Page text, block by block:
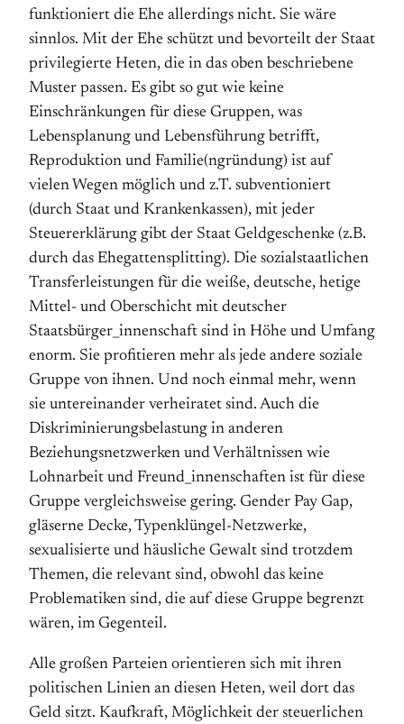
funktioniert die Ehe allerdings nicht. Sie wäre
sinnlos. Mit der Ehe schützt und bevorteilt der Staat
privilegierte Heten, die in das oben beschriebene
Muster passen. Es gibt so gut wie keine
Einschränkungen für diese Gruppen, was
Lebensplanung und Lebensführung betrifft,
Reproduktion und Familie(ngründung) ist auf
vielen Wegen möglich und z.T. subventioniert
(durch Staat und Krankenkassen), mit jeder
Steuererklärung gibt der Staat Geldgeschenke (z.B.
durch das Ehegattensplitting). Die sozialstaatlichen
Transferleistungen für die weiße, deutsche, hetige
Mittel- und Oberschicht mit deutscher
Staatsbürger_innenschaft sind in Höhe und Umfang
enorm. Sie profitieren mehr als jede andere soziale
Gruppe von ihnen. Und noch einmal mehr, wenn
sie untereinander verheiratet sind. Auch die
Diskriminierungsbelastung in anderen
Beziehungsnetzwerken und Verhältnissen wie
Lohnarbeit und Freund_innenschaften ist für diese
Gruppe vergleichsweise gering. Gender Pay Gap,
gläserne Decke, Typenklüngel-Netzwerke,
sexualisierte und häusliche Gewalt sind trotzdem
Themen, die relevant sind, obwohl das keine
Problematiken sind, die auf diese Gruppe begrenzt
wären, im Gegenteil.
Alle großen Parteien orientieren sich mit ihren
politischen Linien an diesen Heten, weil dort das
Geld sitzt. Kaufkraft, Möglichkeit der steuerlichen